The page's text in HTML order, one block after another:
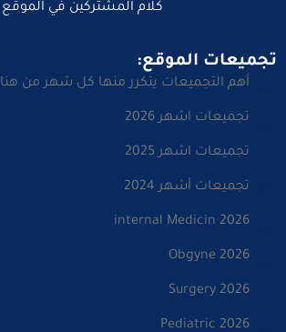
كلام المشتركين في الموقع
تجميعات الموقع:
أهم التجميعات يتكرر منها كل شهر من هنا
تجميعات اشهر 2026
تجميعات اشهر 2025
تجميعات أشهر 2024
internal Medicin 2026
Obgyne 2026
Surgery 2026
Pediatric 2026